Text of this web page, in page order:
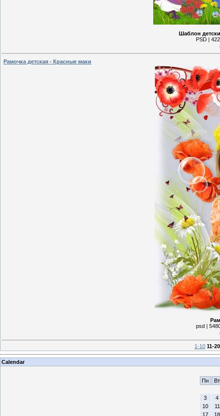
Шаблон
PSD |
Рамочка детская - Красные маки
psd |
1-10 11-20
Calendar
Пн
Вт
3
4
10
11
17
18